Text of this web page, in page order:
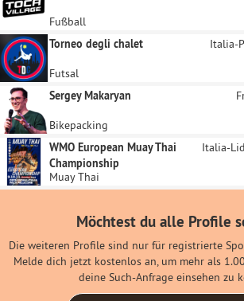
Fußball
Torneo degli chalet
Italia-
Futsal
Sergey Makaryan
Bikepacking
WMO European Muay Thai
Championship
Muay Thai
Möchtest du alle Profile
Die weiteren Profile sind nur für registrierte
Melde dich jetzt kostenlos an, um mehr als
deine Such-Anfrage einsehen zu